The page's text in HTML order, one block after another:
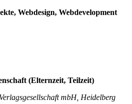
Webdesign, Webdevelopment
(Elternzeit, Teilzeit)
mbH, Heidelberg